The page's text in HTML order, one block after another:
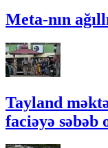
Meta-nın
Tayland
faciəyə səbəb